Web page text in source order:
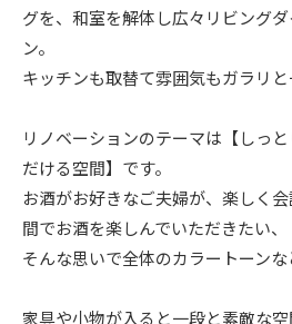
資料請求・お問
グを、和室を解体し広々リビング
ン。
キッチンも取替て雰囲気もガラリと
リノベーションのテーマは【しっ
だける空間】です。
お酒がお好きなご夫婦が、楽しく
間でお酒を楽しんでいただきたい、
そんな思いで全体のカラートーンな
家具や小物が入ると一段と素敵な空